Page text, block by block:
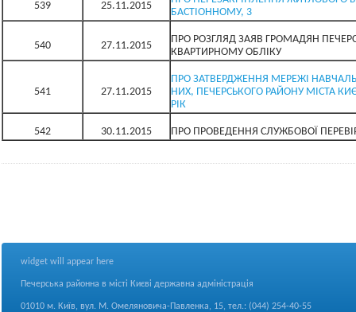
539 25.11.2015
БАСТІОННОМУ, 3
540 27.11.2015
ПРО РОЗГЛЯД ЗАЯВ ГРОМАДЯН
КВАРТИРНОМУ ОБЛІКУ
541 27.11.2015
ПРО ЗАТВЕРДЖЕННЯ МЕРЕЖІ
НИХ, ПЕЧЕРСЬКОГО РАЙОНУ МІСТА
РІК
542 30.11.2015 ПРО ПРОВЕДЕННЯ СЛУЖБОВОЇ
widget will appear here
Печерська районна в місті Києві державна адміністрація
01010 м. Київ, вул. М. Омеляновича-Павленка, 15, тел.: (044) 254-40-55